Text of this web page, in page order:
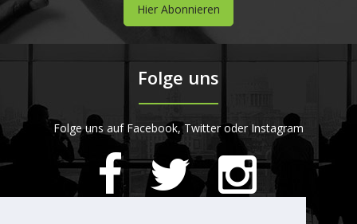
Hier Abonnieren
Folge uns
Folge uns auf Facebook, Twitter oder Instagram